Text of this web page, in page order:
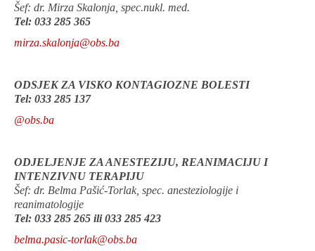
Šef: dr. Mirza Skalonja, spec.nukl. med.
Tel: 033 285 365
mirza.skalonja@obs.ba
ODSJEK ZA VISKO KONTAGIOZNE BOLESTI
Tel: 033 285 137
@obs.ba
ODJELJENJE ZA ANESTEZIJU, REANIMACIJU I
INTENZIVNU TERAPIJU
Šef: dr. Belma Pašić-Torlak, spec. anesteziologije i
reanimatologije
Tel: 033 285 265 ili 033 285 423
belma.pasic-torlak@obs.ba